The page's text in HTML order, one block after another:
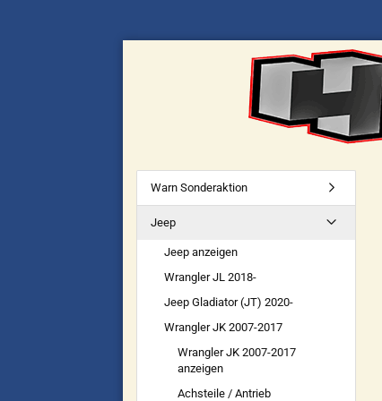
Warn Sonderaktion
Jeep
Jeep anzeigen
Wrangler JL 2018-
Jeep Gladiator (JT) 2020-
Wrangler JK 2007-2017
Wrangler JK 2007-2017
anzeigen
Achsteile / Antrieb